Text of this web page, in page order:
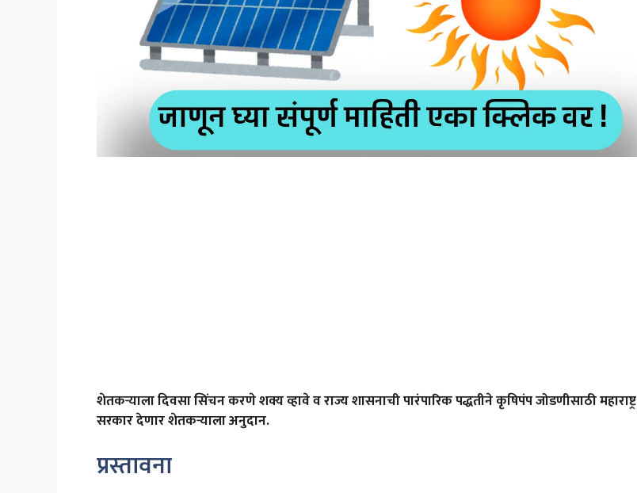
शेतकऱ्याला दिवसा सिंचन करणे शक्य व्हावे व राज्य शासनाची पारंपारिक पद्धतीने कृषिपंप जोडणीसाठी महाराष्ट्र
सरकार देणार शेतकऱ्याला अनुदान.
प्रस्तावना